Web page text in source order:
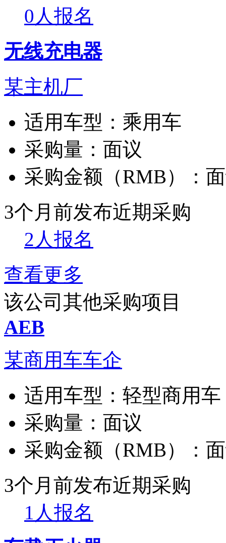
0人报名
无线充电器
某主机厂
适用车型： 乘用车
采购量： 面议
采购金额（RMB）：
3个月前发布近期采购
2人报名
查看更多
该公司其他采购项目
AEB
某商用车车企
适用车型： 轻型商用
采购量： 面议
采购金额（RMB）：
3个月前发布近期采购
1人报名